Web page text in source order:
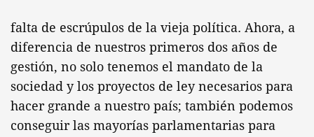
falta de escrúpulos de la vieja política. Ahora, a
diferencia de nuestros primeros dos años de
gestión, no solo tenemos el mandato de la
sociedad y los proyectos de ley necesarios para
hacer grande a nuestro país; también podemos
conseguir las mayorías parlamentarias para